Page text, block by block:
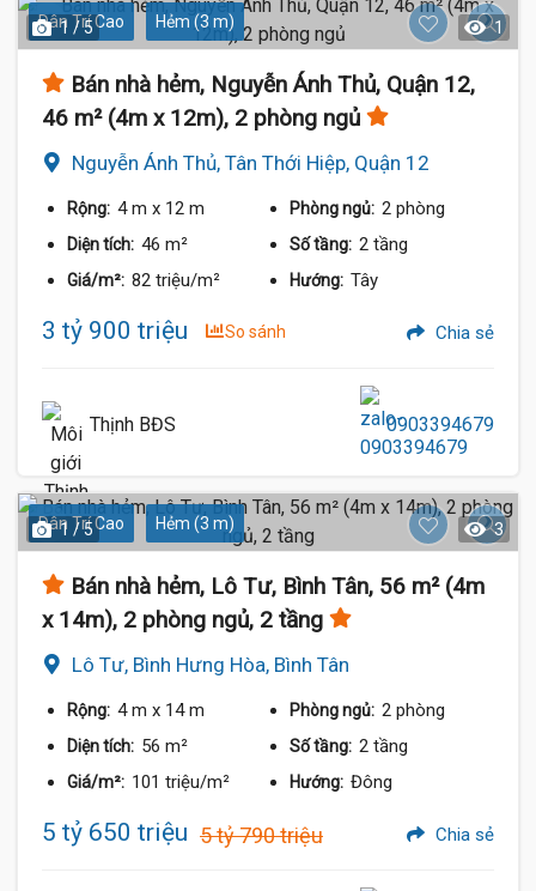
Dân Trí Cao Hẻm (3 m)
1 / 5 1
Bán nhà hẻm, Nguyễn Ánh Thủ, Quận 12,
46 m² (4m x 12m), 2 phòng ngủ
Nguyễn Ánh Thủ, Tân Thới Hiệp, Quận 12
Rộng: 4 m x 12 m Phòng ngủ: 2 phòng
Diện tích: 46 m² Số tầng: 2 tầng
Giá/m²: 82 triệu/m² Hướng: Tây
3 tỷ 900 triệu So sánh Chia sẻ
Thịnh BĐS 0903394679
Dân Trí Cao Hẻm (3 m)
1 / 5 3
Bán nhà hẻm, Lô Tư, Bình Tân, 56 m² (4m
x 14m), 2 phòng ngủ, 2 tầng
Lô Tư, Bình Hưng Hòa, Bình Tân
Rộng: 4 m x 14 m Phòng ngủ: 2 phòng
Diện tích: 56 m² Số tầng: 2 tầng
Giá/m²: 101 triệu/m² Hướng: Đông
5 tỷ 650 triệu 5 tỷ 790 triệu Chia sẻ